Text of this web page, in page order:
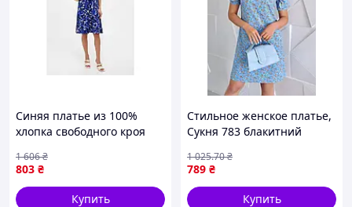
Синяя платье из 100%
хлопка свободного кроя
отдыха с короткими
рукавами
803 ₴
1 606₴
Купить
Стильное женское платье,
Сукня 783 блакитний
789 ₴
1 025.70₴
Купить